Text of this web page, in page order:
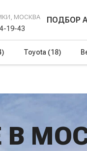
МОСКВА
19-43
ПОДБОР
Toyota (18)
В